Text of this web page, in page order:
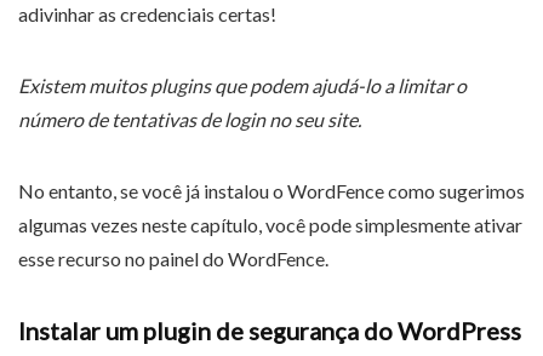
adivinhar as credenciais certas!
Existem muitos plugins que podem ajudá-lo a limitar o
número de tentativas de login no seu site.
No entanto, se você já instalou o WordFence como sugerimos
algumas vezes neste capítulo, você pode simplesmente ativar
esse recurso no painel do WordFence.
Instalar um plugin de segurança do WordPress